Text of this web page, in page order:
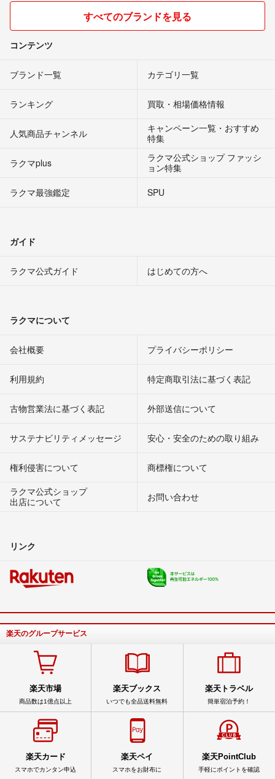
すべてのブランドを見る
コンテンツ
ブランド一覧 カテゴリ一覧
ランキング 買取・相場価格情報
人気商品チャンネル
キャンペーン一覧・おすすめ
特集
ラクマplus
ラクマ公式ショップ ファッシ
ョン特集
ラクマ最強鑑定
SPU
ガイド
ラクマ公式ガイド はじめての方へ
ラクマについて
会社概要 プライバシーポリシー
利用規約 特定商取引法に基づく表記
古物営業法に基づく表記 外部送信について
サステナビリティメッセージ 安心・安全のための取り組み
権利侵害について
商標権について
ラクマ公式ショップ
出店について
お問い合わせ
リンク
楽天のグループサービス
楽天市場
商品数は1億点以上
楽天ブックス
いつでも全品送料無料
楽天トラベル
簡単宿泊予約！
楽天カード
スマホでカンタン申込
楽天ペイ
スマホをお財布に
楽天PointClub
手軽にポイントを確認